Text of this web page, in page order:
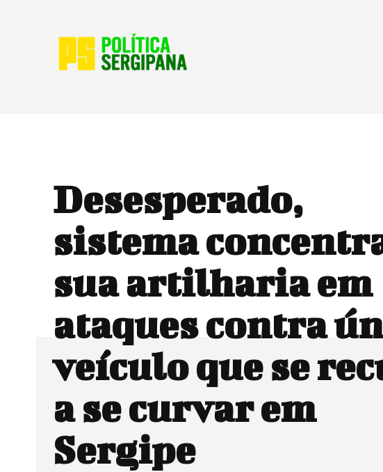
Desesperado,
sistema
sua artilharia em
ataques contra
veículo que se
a se curvar em
Sergipe